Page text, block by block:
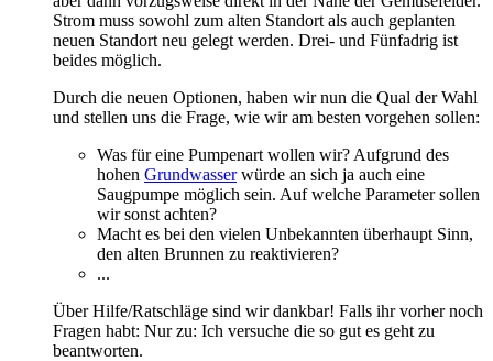
Strom muss sowohl zum alten Standort als auch geplanten
neuen Standort neu gelegt werden. Drei- und Fünfadrig ist
beides möglich.
Durch die neuen Optionen, haben wir nun die Qual der Wahl
und stellen uns die Frage, wie wir am besten vorgehen sollen:
Was für eine Pumpenart wollen wir? Aufgrund des
hohen Grundwasserwürde an sich ja auch eine
Saugpumpe möglich sein. Auf welche Parameter sollen
wir sonst achten?
Macht es bei den vielen Unbekannten überhaupt Sinn,
den alten Brunnen zu reaktivieren?
...
Über Hilfe/Ratschläge sind wir dankbar! Falls ihr vorher noch
Fragen habt: Nur zu: Ich versuche die so gut es geht zu
beantworten.